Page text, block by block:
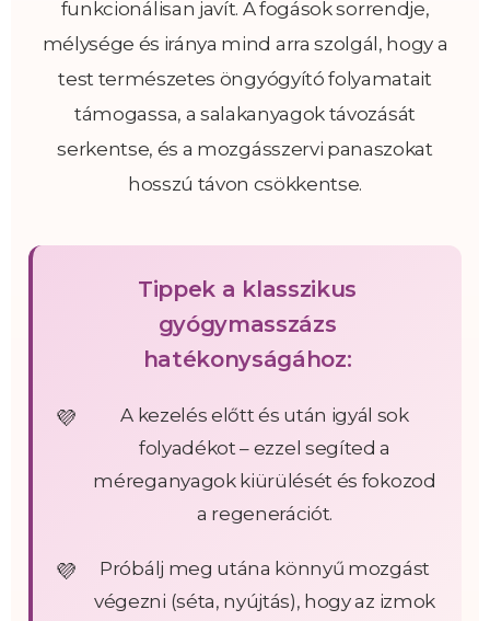
funkcionálisan javít. A fogások sorrendje,
mélysége és iránya mind arra szolgál, hogy a
test természetes öngyógyító folyamatait
támogassa, a salakanyagok távozását
serkentse, és a mozgásszervi panaszokat
hosszú távon csökkentse.
Tippek a klasszikus
gyógymasszázs
hatékonyságához:
A kezelés előtt és után igyál sok
folyadékot – ezzel segíted a
méreganyagok kiürülését és fokozod
a regenerációt.
Próbálj meg utána könnyű mozgást
végezni (séta, nyújtás), hogy az izmok